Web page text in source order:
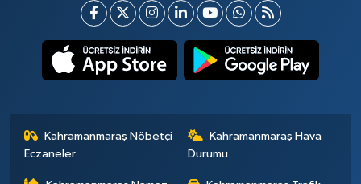
Kahramanmaraş Nöbetçi
Eczaneler
Kahramanmaraş Hava
Durumu